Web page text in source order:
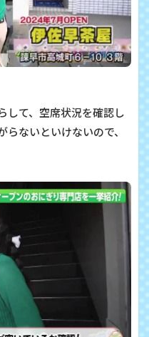
して、空席状況を確認し
ないといけないので、